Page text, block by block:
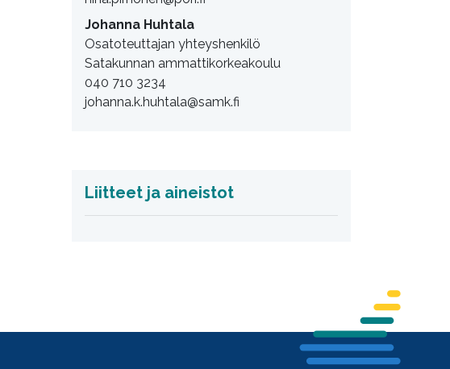
Johanna Huhtala
Osatoteuttajan yhteyshenkilö
Satakunnan ammattikorkeakoulu
040 710 3234
johanna.k.huhtala@samk.fi
Liitteet ja aineistot